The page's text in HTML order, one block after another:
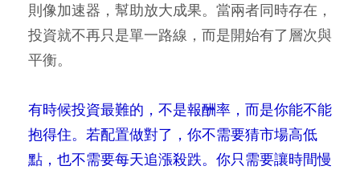
則像加速器，幫助放大成果。當兩者同時存在，
投資就不再只是單一路線，而是開始有了層次與
平衡。
有時候投資最難的，不是報酬率，而是你能不能
抱得住。若配置做對了，你不需要猜市場高低
點，也不需要每天追漲殺跌。你只需要讓時間慢